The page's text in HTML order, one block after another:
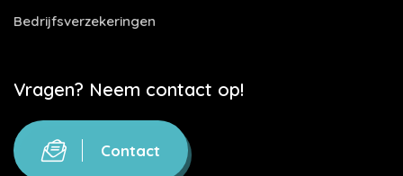
Bedrijfsverzekeringen
Vragen? Neem contact op!
Contact